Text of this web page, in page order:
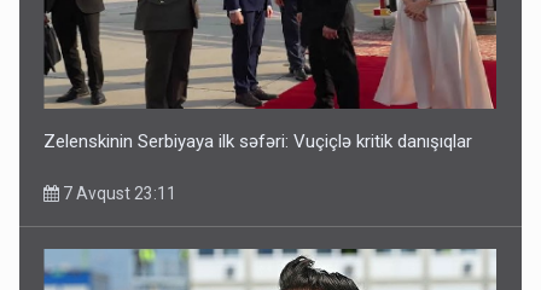
7 Avqust 13:24
Zelenskinin Serbiyaya ilk səfəri: Vuçiçlə kritik danışıqlar
7 Avqust 23:11